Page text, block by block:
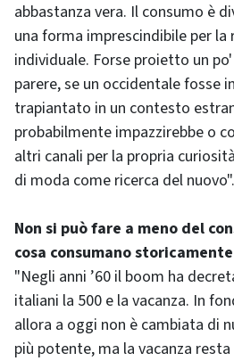
abbastanza vera. Il consumo è
una forma imprescindibile per la
individuale. Forse proietto un
parere, se un occidentale fosse
trapiantato in un contesto
probabilmente impazzirebbe o
altri canali per la propria
di moda come ricerca del nuovo".
Non si può fare a meno del
cosa consumano
"Negli anni ’60 il boom ha
italiani la 500 e la vacanza. In
allora a oggi non è cambiata di
più potente, ma la vacanza